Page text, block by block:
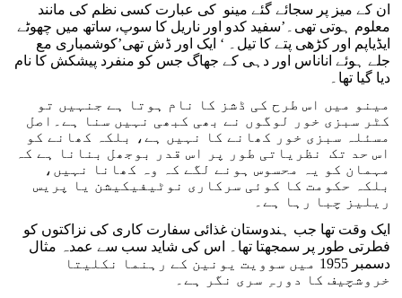
ان کے میز پر سجائے گئے مینو کی عبارت کسی نظم کی مانند
معلوم ہوتی تھی۔’سفید کدو اور ناریل کا سوپ، ساتھ میں چھوٹے
ایڈیاپم اور کڑھی پتے کا تیل۔ ‘ ایک اور ڈش تھی’کوشمباری مع
جلے ہوئے اناناس اور دہی کے جھاگ جس کو منفرد پیشکش کا نام
دیا گیا تھا۔
مینو میں اس طرح کی ڈشز کا نام ہوتا ہے جنہیں تو
کٹر سبزی خور لوگوں نے بھی کبھی نہیں سنا ہے۔اصل
مسئلہ سبزی خور کھانے کا نہیں ہے، بلکہ کھانے کو
اس حد تک نظریاتی طور پر اس قدر بوجھل بنانا ہے کہ
مہمان کو یہ محسوس ہونے لگے کہ وہ کھانا نہیں،
بلکہ حکومت کا کوئی سرکاری نوٹیفیکیشن یا پریس
ریلیز چبا رہا ہے۔
ایک وقت تھا جب ہندوستان غذائی سفارت کاری کی نزاکتوں کو
فطرتی طور پر سمجھتا تھا۔ اس کی شاید سب سے عمدہ مثال
دسمبر 1955 میں سوویت یونین کے رہنما نکلیتا
خروشچیف کا دورہِ سری نگر ہے۔